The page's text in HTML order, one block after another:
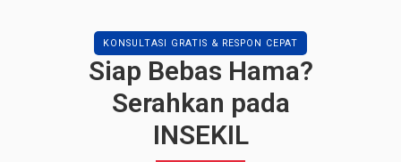
KONSULTASI GRATIS & RESPON CEPAT
Siap Bebas Hama?
Serahkan pada
INSEKIL